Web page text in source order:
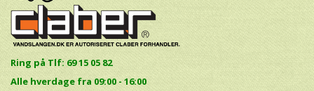
Ring på Tlf: 69 15 05 82
Alle hverdage fra 09:00 - 16:00